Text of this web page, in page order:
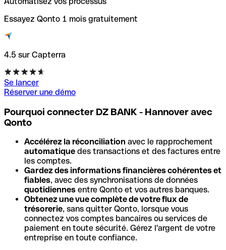
Essayez Qonto 1 mois gratuitement
4.5 sur Capterra
Se lancer
Réserver une démo
Pourquoi connecter DZ BANK - Hannover avec
Qonto
Accélérez la réconciliation avec le rapprochement
automatique des transactions et des factures entre
les comptes.
Gardez des informations financières cohérentes et
fiables, avec des synchronisations de données
quotidiennes entre Qonto et vos autres banques.
Obtenez une vue complète de votre flux de
trésorerie, sans quitter Qonto, lorsque vous
connectez vos comptes bancaires ou services de
paiement en toute sécurité. Gérez l'argent de votre
entreprise en toute confiance.